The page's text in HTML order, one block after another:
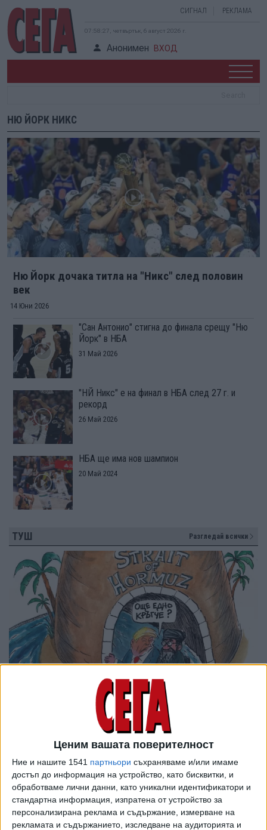
Ценим вашата поверителност
Ние и нашите 1541 партньори съхраняваме и/или имаме
достъп до информация на устройство, като бисквитки, и
обработваме лични данни, като уникални идентификатори и
стандартна информация, изпратена от устройство за
персонализирана реклама и съдържание, измерване на
рекламата и съдържанието, изследване на аудиторията и
СИГНАЛ РЕКЛАМА
07:58:27, четвъртък, 6 август 2026 г.
Анонимен ВХОД
НЮ ЙОРК НИКС
Ню Йорк дочака титла на "Никс" след половин
век
14 Юни 2026
"Сан Антонио" стигна до финала срещу "Ню
Йорк" в НБА
31 Май 2026
"НЙ Никс" e на финал в НБА след 27 г. и
рекорд
26 Май 2026
НБА ще има нов шампион
20 Май 2024
ТУШ Разгледай всички